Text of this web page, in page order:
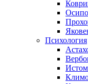
Психология